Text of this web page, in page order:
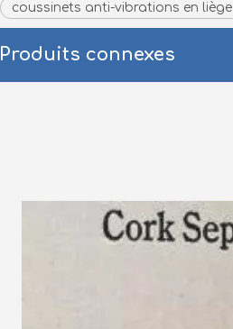
coussinets anti-vibrations en liège
Produits connexes